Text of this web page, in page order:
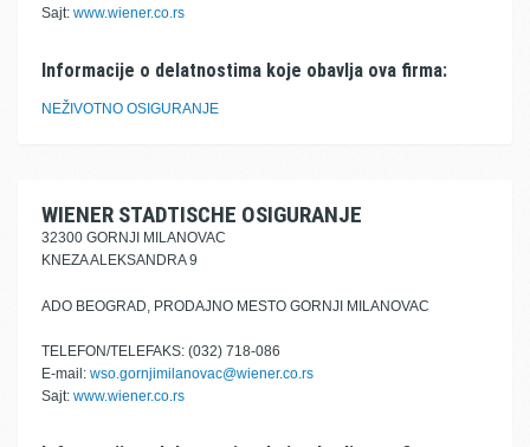
Sajt: www.wiener.co.rs
Informacije o delatnostima koje obavlja ova firma:
NEŽIVOTNO OSIGURANJE
WIENER STADTISCHE OSIGURANJE
32300 GORNJI MILANOVAC
KNEZA ALEKSANDRA 9
ADO BEOGRAD, PRODAJNO MESTO GORNJI MILANOVAC
TELEFON/TELEFAKS: (032) 718-086
E-mail: wso.gornjimilanovac@wiener.co.rs
Sajt: www.wiener.co.rs